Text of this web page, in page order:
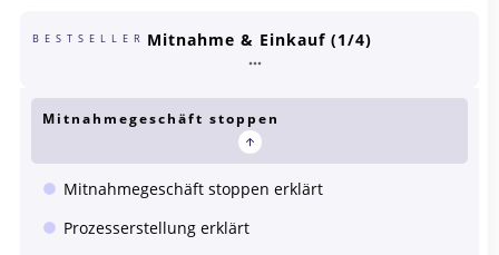
BESTSELLER Mitnahme & Einkauf (1/4)
Mitnahmegeschäft stoppen
Mitnahmegeschäft stoppen erklärt
Prozesserstellung erklärt